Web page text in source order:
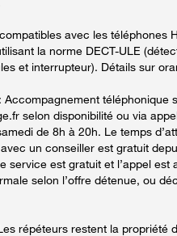
avec les téléphones
la norme DECT-ULE
et interrupteur). Détails sur
: Accompagnement téléphonique
selon disponibilité ou via
de 8h à 20h. Le temps
un conseiller est gratuit
service est gratuit et l’appel est
selon l’offre détenue, ou
répéteurs restent la propriété